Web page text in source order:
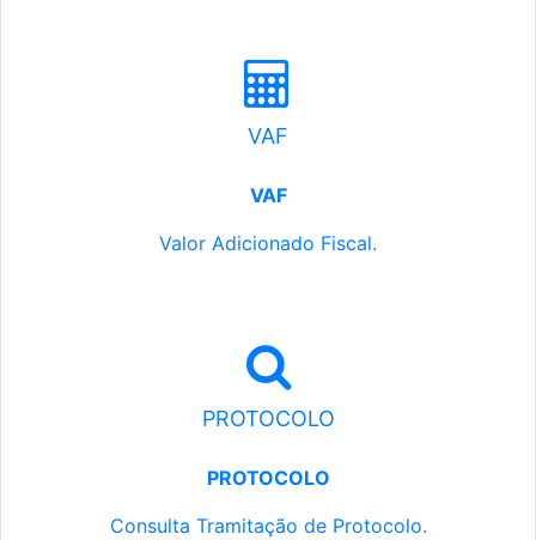
VAF
VAF
Valor Adicionado Fiscal.
PROTOCOLO
PROTOCOLO
Consulta Tramitação de Protocolo.